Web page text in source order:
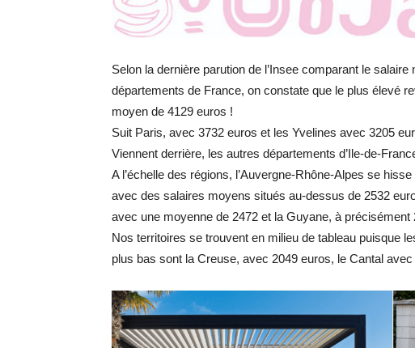
Selon la dernière parution de l’Insee comparant le
départements de France, on constate que le plus élevé
moyen de 4129 euros !
Suit Paris, avec 3732 euros et les Yvelines avec 3205
Viennent derrière, les autres départements d’Ile-de-
A l’échelle des régions, l’Auvergne-Rhône-Alpes se
avec des salaires moyens situés au-dessus de 2532
avec une moyenne de 2472 et la Guyane, à précisément
Nos territoires se trouvent en milieu de tableau puisque
plus bas sont la Creuse, avec 2049 euros, le Cantal